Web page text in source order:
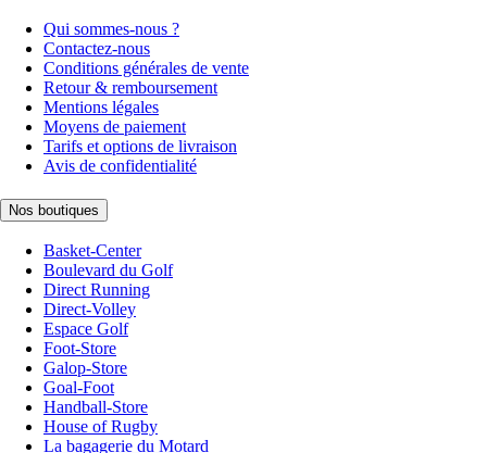
Qui sommes-nous ?
Contactez-nous
Conditions générales de vente
Retour & remboursement
Mentions légales
Moyens de paiement
Tarifs et options de livraison
Avis de confidentialité
Nos boutiques
Basket-Center
Boulevard du Golf
Direct Running
Direct-Volley
Espace Golf
Foot-Store
Galop-Store
Goal-Foot
Handball-Store
House of Rugby
La bagagerie du Motard